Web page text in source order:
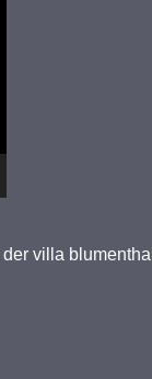
villa